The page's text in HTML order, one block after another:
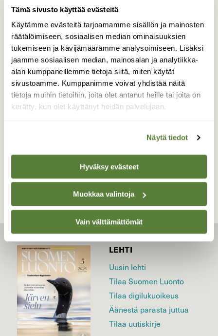
Tämä sivusto käyttää evästeitä
Käytämme evästeitä tarjoamamme sisällön ja mainosten
räätälöimiseen, sosiaalisen median ominaisuuksien
tukemiseen ja kävijämäärämme analysoimiseen. Lisäksi
jaamme sosiaalisen median, mainosalan ja analytiikka-
alan kumppaneillemme tietoja siitä, miten käytät
sivustoamme. Kumppanimme voivat yhdistää näitä
tietoja muihin tietoihin, joita olet antanut heille tai joita on
kerätty, kun olet käyttänyt heidän palvelujaan.
Näytä tiedot
Hyväksy evästeet
Muokkaa valintoja
Vain välttämättömät
Käenkukka
Paljon käenkukkia kasvoi maantien varrella,
ojan reunuksella.
TAKAISIN LISTAAN
LEHTI
Uusin lehti
Tilaa Suomen Luonto
Tilaa digilukuoikeus
Äänestä parasta juttua
Tilaa uutiskirje